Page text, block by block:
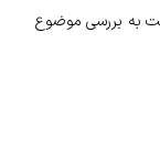
به بررسی موضوع